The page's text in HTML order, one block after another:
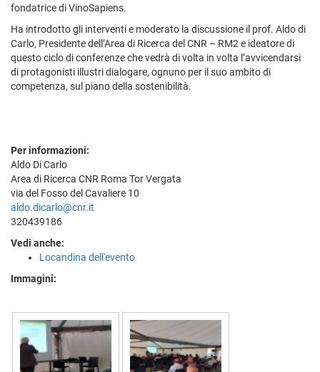
fondatrice di VinoSapiens.
Ha introdotto gli interventi e moderato la discussione il prof. Aldo di
Carlo, Presidente dell’Area di Ricerca del CNR – RM2 e ideatore di
questo ciclo di conferenze che vedrà di volta in volta l’avvicendarsi
di protagonisti illustri dialogare, ognuno per il suo ambito di
competenza, sul piano della sostenibilità.
Per informazioni:
Aldo Di Carlo
Area di Ricerca CNR Roma Tor Vergata
via del Fosso del Cavaliere 10
aldo.dicarlo@cnr.it
320439186
Vedi anche:
Locandina dell'evento
Immagini: